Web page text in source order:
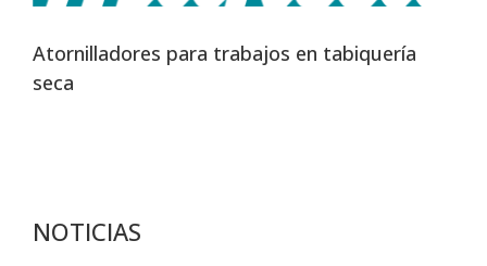
Atornilladores para trabajos en tabiquería
seca
NOTICIAS